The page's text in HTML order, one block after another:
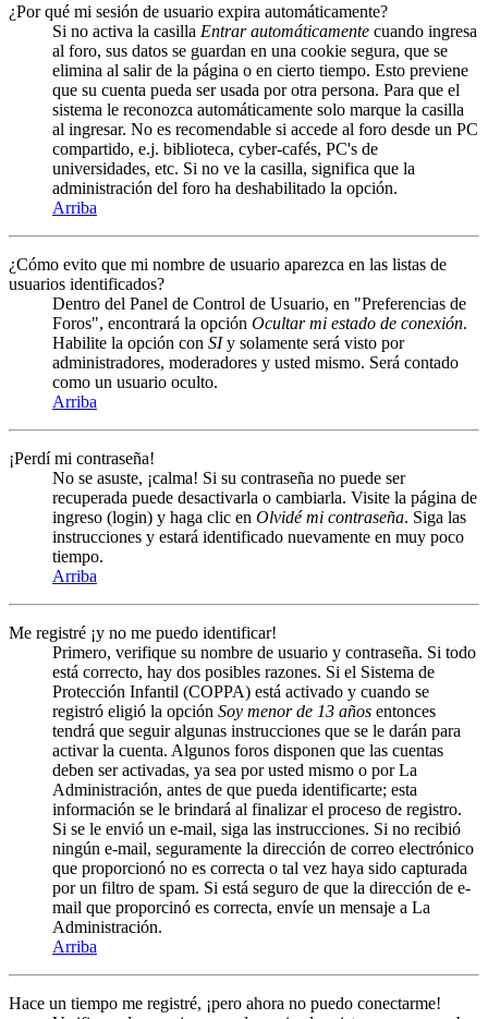
¿Por qué mi sesión de usuario expira automáticamente?
Si no activa la casilla Entrar automáticamente cuando ingresa
al foro, sus datos se guardan en una cookie segura, que se
elimina al salir de la página o en cierto tiempo. Esto previene
que su cuenta pueda ser usada por otra persona. Para que el
sistema le reconozca automáticamente solo marque la casilla
al ingresar. No es recomendable si accede al foro desde un PC
compartido, e.j. biblioteca, cyber-cafés, PC's de
universidades, etc. Si no ve la casilla, significa que la
administración del foro ha deshabilitado la opción.
Arriba
¿Cómo evito que mi nombre de usuario aparezca en las listas de
usuarios identificados?
Dentro del Panel de Control de Usuario, en "Preferencias de
Foros", encontrará la opción Ocultar mi estado de conexión.
Habilite la opción con SIy solamente será visto por
administradores, moderadores y usted mismo. Será contado
como un usuario oculto.
Arriba
¡Perdí mi contraseña!
No se asuste, ¡calma! Si su contraseña no puede ser
recuperada puede desactivarla o cambiarla. Visite la página de
ingreso (login) y haga clic en Olvidé mi contraseña. Siga las
instrucciones y estará identificado nuevamente en muy poco
tiempo.
Arriba
Me registré ¡y no me puedo identificar!
Primero, verifique su nombre de usuario y contraseña. Si todo
está correcto, hay dos posibles razones. Si el Sistema de
Protección Infantil (COPPA) está activado y cuando se
registró eligió la opción Soy menor de 13 años entonces
tendrá que seguir algunas instrucciones que se le darán para
activar la cuenta. Algunos foros disponen que las cuentas
deben ser activadas, ya sea por usted mismo o por La
Administración, antes de que pueda identificarte; esta
información se le brindará al finalizar el proceso de registro.
Si se le envió un e-mail, siga las instrucciones. Si no recibió
ningún e-mail, seguramente la dirección de correo electrónico
que proporcionó no es correcta o tal vez haya sido capturada
por un filtro de spam. Si está seguro de que la dirección de e-
mail que proporcinó es correcta, envíe un mensaje a La
Administración.
Arriba
Hace un tiempo me registré, ¡pero ahora no puedo conectarme!